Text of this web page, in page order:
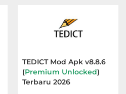
TEDICT Mod Apk v8.8.6
(Premium Unlocked)
Terbaru 2026